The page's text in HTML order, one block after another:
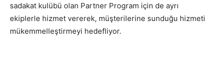
sadakat kulübü olan Partner Program için de ayrı
ekiplerle hizmet vererek, müşterilerine sunduğu hizmeti
mükemmelleştirmeyi hedefliyor.